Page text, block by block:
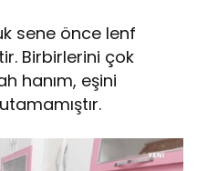
sene önce lenf
Birbirlerini çok
hanım, eşini